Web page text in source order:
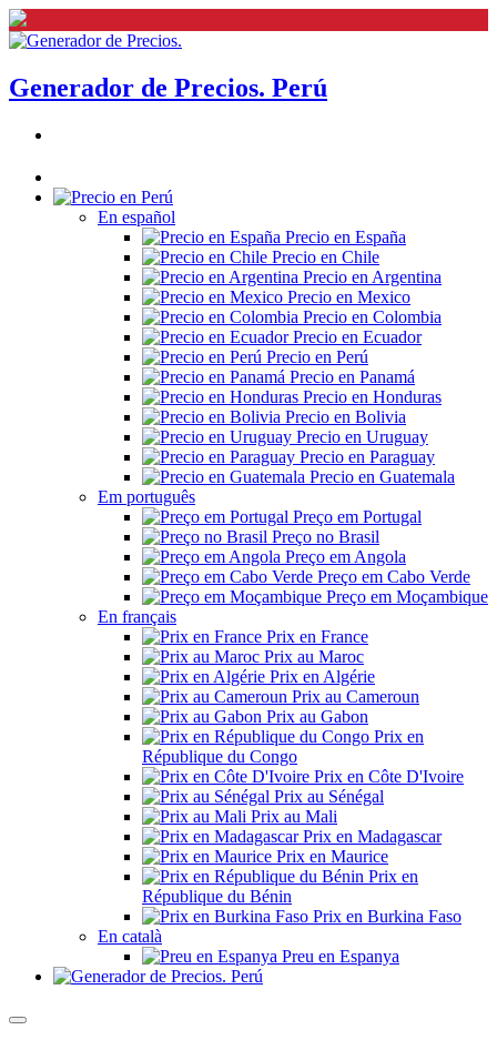
Generador de Precios. Perú
En español
Precio en España
Precio en Chile
Precio en Argentina
Precio en Mexico
Precio en Colombia
Precio en Ecuador
Precio en Perú
Precio en Panamá
Precio en Honduras
Precio en Bolivia
Precio en Uruguay
Precio en Paraguay
Precio en Guatemala
Em português
Preço em Portugal
Preço no Brasil
Preço em Angola
Preço em Cabo Verde
Preço em Moçambique
En français
Prix en France
Prix au Maroc
Prix en Algérie
Prix au Cameroun
Prix au Gabon
Prix en
République du Congo
Prix en Côte D'Ivoire
Prix au Sénégal
Prix au Mali
Prix en Madagascar
Prix en Maurice
Prix en
République du Bénin
Prix en Burkina Faso
En català
Preu en Espanya